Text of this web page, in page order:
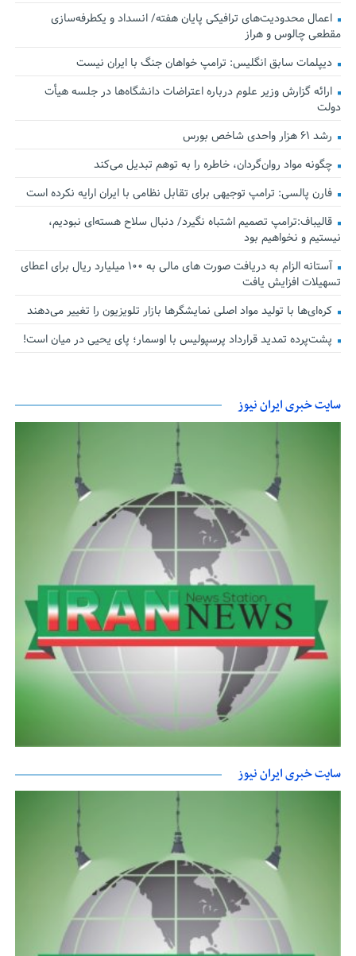
اعمال محدودیت‌های ترافیکی پایان هفته/ انسداد و یکطرفه‌سازی
مقطعی چالوس و هراز
دیپلمات سابق انگلیس:‌ ترامپ خواهان جنگ با ایران نیست
ارائه گزارش وزیر علوم درباره اعتراضات دانشگاه‌ها در جلسه هیأت
دولت
رشد ۶۱ هزار واحدی شاخص بورس
چگونه مواد روان‌گردان، خاطره را به توهم تبدیل می‌کند
فارن پالسی: ترامپ توجیهی برای تقابل نظامی با ایران ارایه نکرده است
قالیباف:ترامپ تصمیم اشتباه نگیرد/ دنبال سلاح هسته‌ای نبودیم،
نیستیم و نخواهیم بود
آستانه الزام به دریافت صورت های مالی به ۱۰۰ میلیارد ریال برای اعطای
تسهیلات افزایش یافت
کره‌ای‌ها با تولید مواد اصلی نمایشگرها بازار تلویزیون را تغییر می‌دهند
پشت‌پرده تمدید قرارداد پرسپولیس با اوسمار؛ پای یحیی در میان است!
سایت خبری ایران نیوز
سایت خبری ایران نیوز